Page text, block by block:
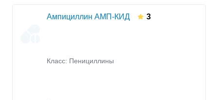
Ампициллин АМП-КИД 3
Класс: Пенициллины